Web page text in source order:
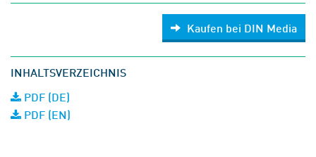
Kaufen bei DIN Media
INHALTSVERZEICHNIS
PDF (DE)
PDF (EN)